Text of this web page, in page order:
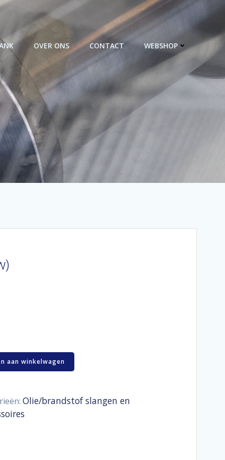
OVER ONS CONTACT WEBSHOP
aan winkelwagen
Olie/brandstof slangen en